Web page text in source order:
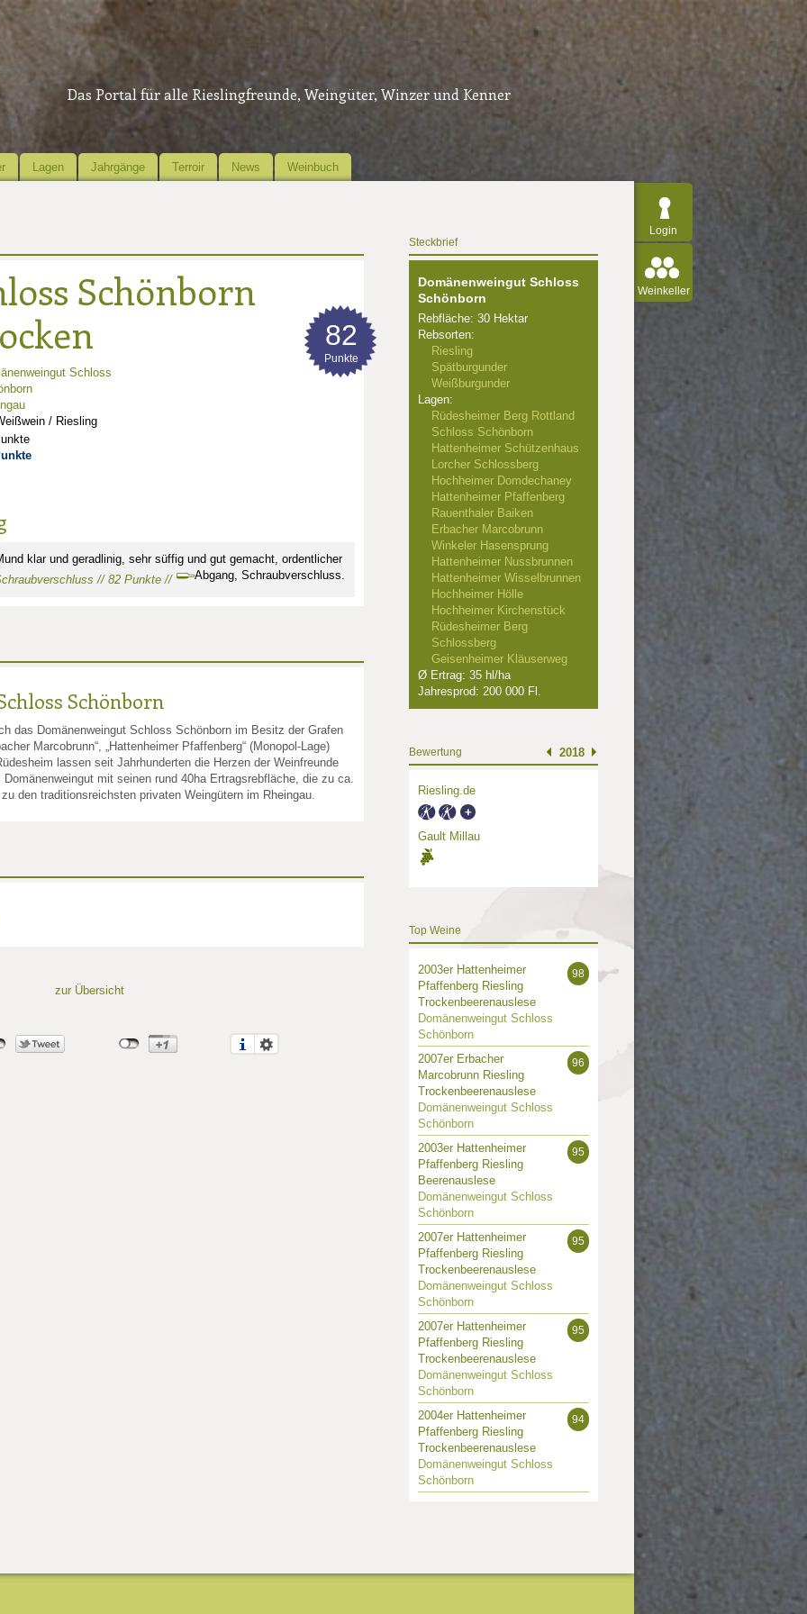
Das Portal für alle Rieslingfreunde, Weingüter, Winzer und Kenner
Lagen Jahrgänge Terroir News Weinbuch
Login
Weinkeller
Schönborn
Schloss
/ Riesling
82
Punkte
klar und geradlinig, sehr süffig und gut gemacht, ordentlicher
Abgang, Schraubverschluss.
// 82 Punkte //
Schönborn
das Domänenweingut Schloss Schönborn im Besitz der Grafen
Marcobrunn“, „Hattenheimer Pfaffenberg“ (Monopol-Lage)
lassen seit Jahrhunderten die Herzen der Weinfreunde
mit seinen rund 40ha Ertragsrebfläche, die zu ca.
den traditionsreichsten privaten Weingütern im Rheingau.
zur Übersicht
Steckbrief
Domänenweingut Schloss
Schönborn
Rebfläche: 30 Hektar
Rebsorten:
Riesling
Spätburgunder
Weißburgunder
Lagen:
Rüdesheimer Berg Rottland
Schloss Schönborn
Hattenheimer Schützenhaus
Lorcher Schlossberg
Hochheimer Domdechaney
Hattenheimer Pfaffenberg
Rauenthaler Baiken
Erbacher Marcobrunn
Winkeler Hasensprung
Hattenheimer Nussbrunnen
Hattenheimer Wisselbrunnen
Hochheimer Hölle
Hochheimer Kirchenstück
Rüdesheimer Berg
Schlossberg
Geisenheimer Kläuserweg
Ø Ertrag: 35 hl/ha
Jahresprod: 200 000 Fl.
Bewertung 2018
Riesling.de
Gault Millau
Top Weine
98
2003er Hattenheimer
Pfaffenberg Riesling
Trockenbeerenauslese
Domänenweingut Schloss
Schönborn
96
2007er Erbacher
Marcobrunn Riesling
Trockenbeerenauslese
Domänenweingut Schloss
Schönborn
95
2003er Hattenheimer
Pfaffenberg Riesling
Beerenauslese
Domänenweingut Schloss
Schönborn
95
2007er Hattenheimer
Pfaffenberg Riesling
Trockenbeerenauslese
Domänenweingut Schloss
Schönborn
95
2007er Hattenheimer
Pfaffenberg Riesling
Trockenbeerenauslese
Domänenweingut Schloss
Schönborn
94
2004er Hattenheimer
Pfaffenberg Riesling
Trockenbeerenauslese
Domänenweingut Schloss
Schönborn